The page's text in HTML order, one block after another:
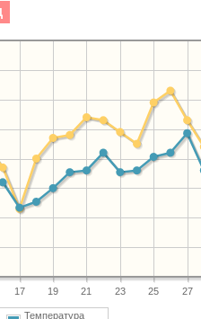
17 19 21 23 25 27
Температура